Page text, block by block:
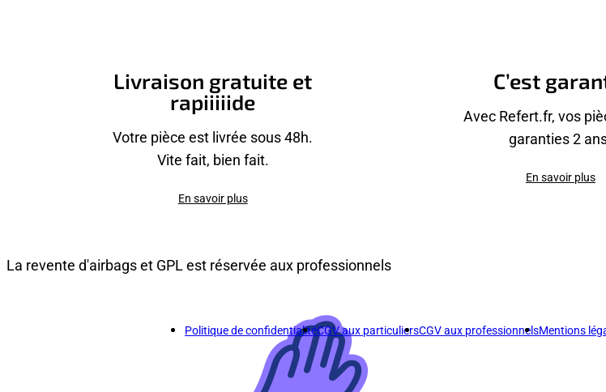
Livraison gratuite et
rapiiiiide
Votre pièce est livrée sous 48h.
Vite fait, bien fait.
En savoir plus
C’est
Avec Refert.fr, vos
garanties 2
En savoir plus
La revente d'airbags et GPL est réservée aux professionnels
Politique de confidentialitéCGV aux particuliersCGV aux professionnelsMentions